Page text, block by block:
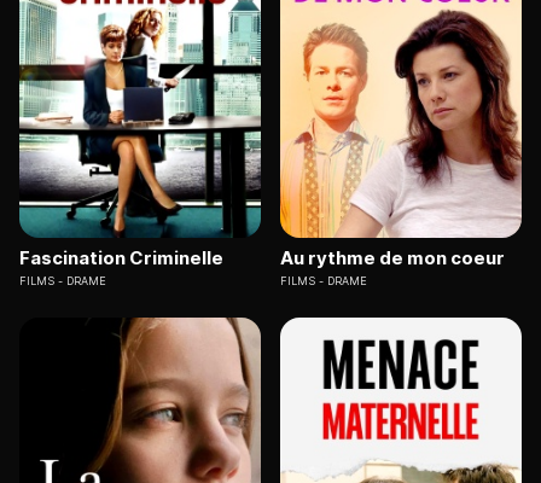
Fascination Criminelle
FILMS DRAME
Au rythme de mon coeur
FILMS DRAME